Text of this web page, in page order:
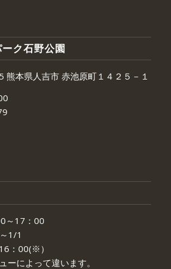
ク石野公園
本県人吉市 赤池原町１４２５－１
～17：00
1/1
：00(※）
によって違います。